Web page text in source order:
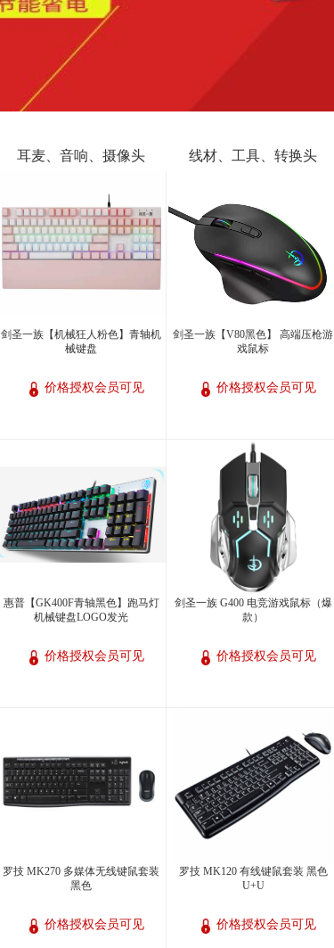
耳麦、音响、摄像头 线材、工具、转换头
剑圣一族【机械狂人粉色】青轴机
械键盘
价格授权会员可见
剑圣一族【V80黑色】 高端压枪游
戏鼠标
价格授权会员可见
惠普【GK400F青轴黑色】跑马灯
机械键盘LOGO发光
价格授权会员可见
剑圣一族 G400 电竞游戏鼠标（爆
款）
价格授权会员可见
罗技 MK270 多媒体无线键鼠套装
黑色
价格授权会员可见
罗技 MK120 有线键鼠套装 黑色
U+U
价格授权会员可见